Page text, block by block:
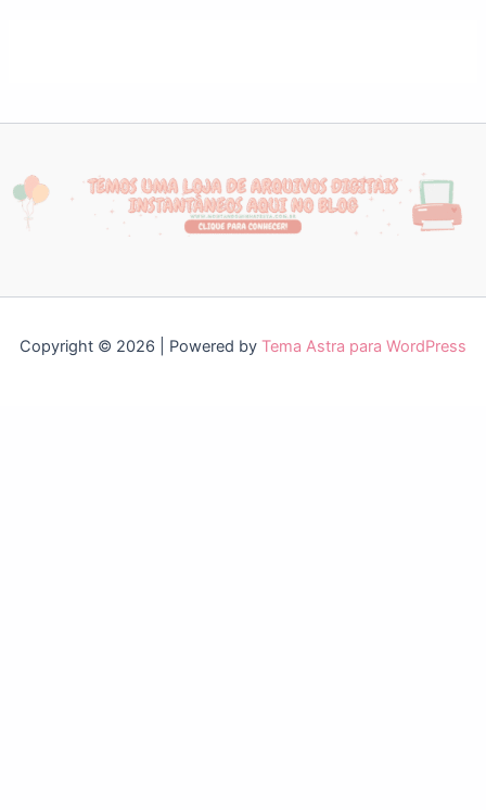
Copyright © 2026 | Powered by Tema Astra para WordPress